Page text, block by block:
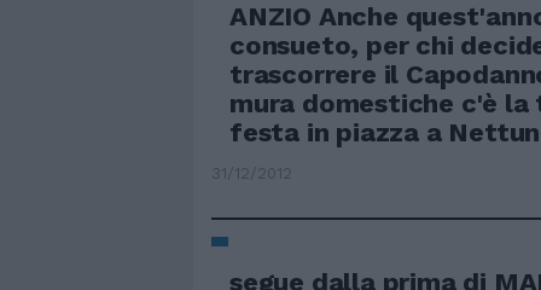
ANZIO Anche
consueto, per chi
trascorrere il
mura domestiche c'è la
festa in piazza a
31/12/2012
segue dalla prima di